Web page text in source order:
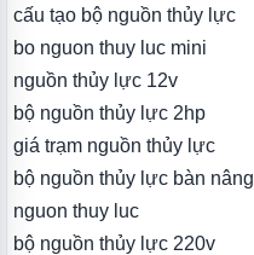
cấu tạo bộ nguồn thủy lực
bo nguon thuy luc mini
nguồn thủy lực 12v
bộ nguồn thủy lực 2hp
giá trạm nguồn thủy lực
bộ nguồn thủy lực bàn nâng
nguon thuy luc
bộ nguồn thủy lực 220v